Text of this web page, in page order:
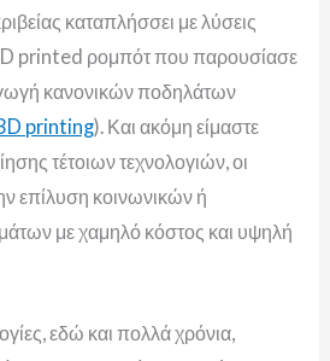
καταπλήσσει με λύσεις
printed ρομπότ που παρουσίασε
κανονικών ποδηλάτων
3D printing). Και ακόμη είμαστε
τέτοιων τεχνολογιών, οι
επίλυση κοινωνικών ή
με χαμηλό κόστος και υψηλή
εδώ και πολλά χρόνια,